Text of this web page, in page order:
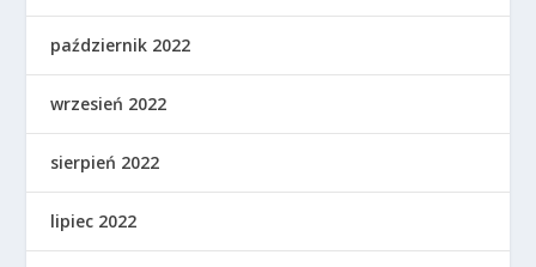
październik 2022
wrzesień 2022
sierpień 2022
lipiec 2022